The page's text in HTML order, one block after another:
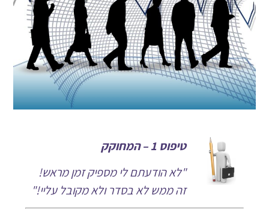
טיפוס 1 – המחוקק
"לא הודעתם לי מספיק זמן מראש!
זה ממש לא בסדר ולא מקובל עליי!"